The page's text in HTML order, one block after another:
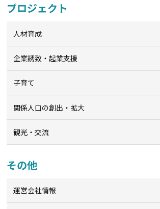
プロジェクト
人材育成
企業誘致・起業支援
子育て
関係人口の創出・拡大
観光・交流
その他
運営会社情報